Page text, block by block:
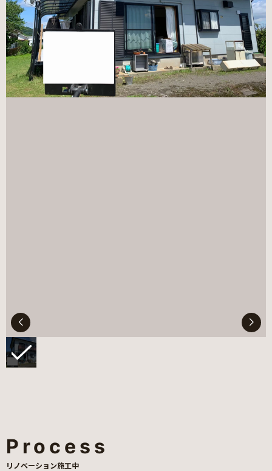
Process
リノベーション施工中